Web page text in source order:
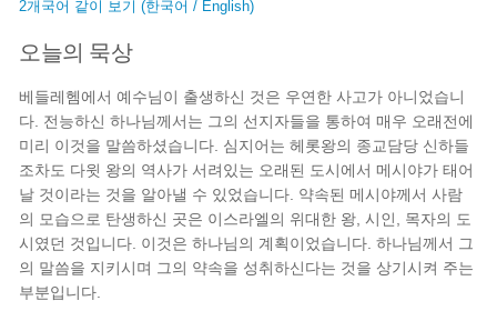
2개국어 같이 보기 (한국어 / English)
오늘의 묵상
베들레헴에서 예수님이 출생하신 것은 우연한 사고가 아니었습니
다. 전능하신 하나님께서는 그의 선지자들을 통하여 매우 오래전에
미리 이것을 말씀하셨습니다. 심지어는 헤롯왕의 종교담당 신하들
조차도 다윗 왕의 역사가 서려있는 오래된 도시에서 메시야가 태어
날 것이라는 것을 알아낼 수 있었습니다. 약속된 메시야께서 사람
의 모습으로 탄생하신 곳은 이스라엘의 위대한 왕, 시인, 목자의 도
시였던 것입니다. 이것은 하나님의 계획이었습니다. 하나님께서 그
의 말씀을 지키시며 그의 약속을 성취하신다는 것을 상기시켜 주는
부분입니다.